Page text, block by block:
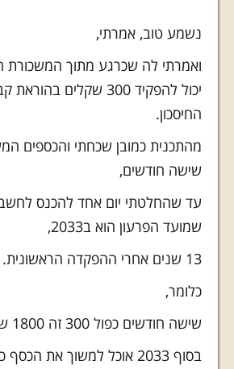
נשמע טוב, אמרתי,
ואמרתי לה שכרגע מתוך המשכורת
יכול להפקיד 300 שקלים
החיסכון.
מהתכנית כמובן שכחתי והכספים
שישה חודשים,
עד שהחלטתי יום אחד להכנס
שמועד הפרעון הוא ב2033,
13 שנים אחרי ההפקדה הראשונית.
כלומר,
שישה חודשים כפול 300 זה 1800 שקלים.
בסוף 2033 אוכל למשוך את